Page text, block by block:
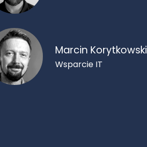
Marcin Korytkowski
Wsparcie IT